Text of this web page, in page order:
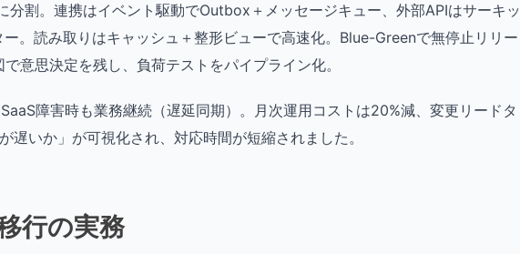
分割。連携はイベント駆動でOutbox＋メッセージキュー、外部APIはサーキッ
。読み取りはキャッシュ＋整形ビューで高速化。Blue-Greenで無停止リリー
意思決定を残し、負荷テストをパイプライン化。
障害時も業務継続（遅延同期）。月次運用コストは20%減、変更リードタ
遅いか」が可視化され、対応時間が短縮されました。
行の実務